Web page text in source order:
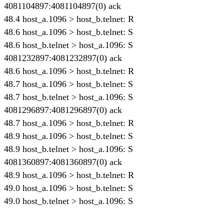
4081104897:4081104897(0) ack
48.4 host_a.1096 > host_b.telnet: R
48.6 host_a.1096 > host_b.telnet: S
48.6 host_b.telnet > host_a.1096: S
4081232897:4081232897(0) ack
48.6 host_a.1096 > host_b.telnet: R
48.7 host_a.1096 > host_b.telnet: S
48.7 host_b.telnet > host_a.1096: S
4081296897:4081296897(0) ack
48.7 host_a.1096 > host_b.telnet: R
48.9 host_a.1096 > host_b.telnet: S
48.9 host_b.telnet > host_a.1096: S
4081360897:4081360897(0) ack
48.9 host_a.1096 > host_b.telnet: R
49.0 host_a.1096 > host_b.telnet: S
49.0 host_b.telnet > host_a.1096: S